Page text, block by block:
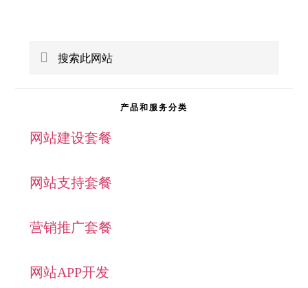
主
栏
搜
站
产品和服务分类
网站建设套餐
网站支持套餐
营销推广套餐
网站APP开发